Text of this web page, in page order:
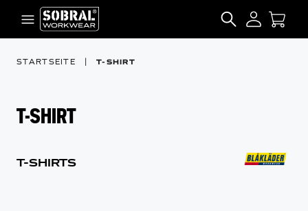
Zum Inhalt springen
SEARCH
STARTSEITE T-SHIRT
T-SHIRT
T-SHIRTS